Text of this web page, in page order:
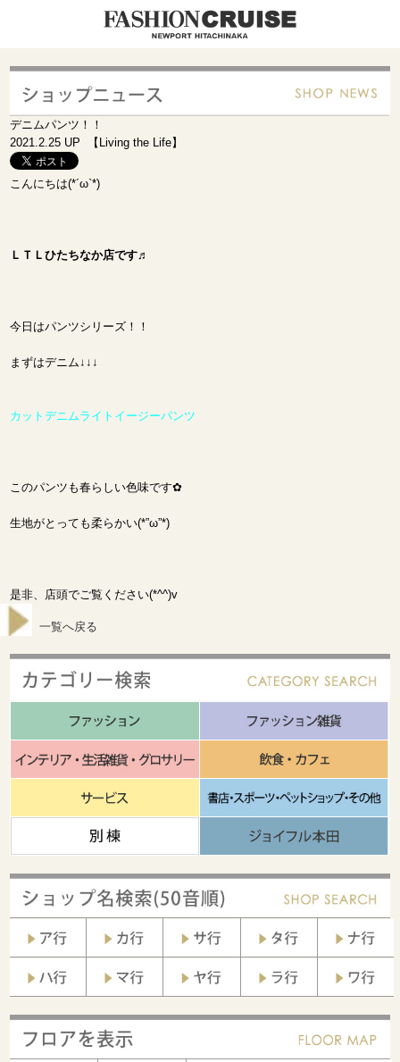
デニムパンツ！！
2021.2.25 UP 【Living the Life】
こんにちは(*´ω`*)
ＬＴＬひたちなか店です♬
今日はパンツシリーズ！！
まずはデニム↓↓↓
カットデニムライトイージーパンツ
このパンツも春らしい色味です✿
生地がとっても柔らかい(*”ω”*)
是非、店頭でご覧ください(*^^)v
一覧へ戻る